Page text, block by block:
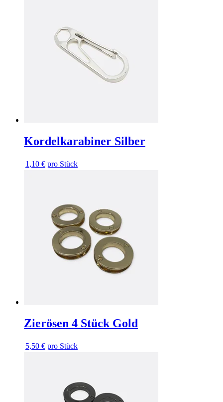
Kordelkarabiner Silber
1,10 € pro Stück
Zierösen 4 Stück Gold
5,50 € pro Stück